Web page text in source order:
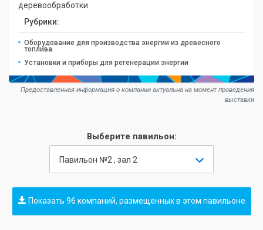
деревообработки.
Рубрики:
Оборудование для производства энергии из древесного
топлива
Установки и приборы для регенерации энергии
Предоставленная информация о компании актуальна на момент проведения
выставки
Выберите павильон:
Павильон №2 , зал 2
Показать 96 компаний, размещенных в этом павильоне